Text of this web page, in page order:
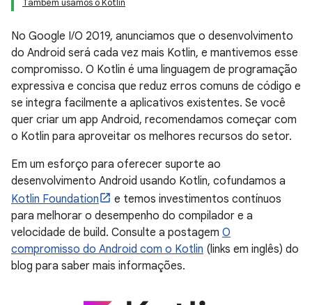
Também usamos o Kotlin
No Google I/O 2019, anunciamos que o desenvolvimento
do Android será cada vez mais Kotlin, e mantivemos esse
compromisso. O Kotlin é uma linguagem de programação
expressiva e concisa que reduz erros comuns de código e
se integra facilmente a aplicativos existentes. Se você
quer criar um app Android, recomendamos começar com
o Kotlin para aproveitar os melhores recursos do setor.
Em um esforço para oferecer suporte ao
desenvolvimento Android usando Kotlin, cofundamos a
Kotlin Foundation
e temos investimentos contínuos
para melhorar o desempenho do compilador e a
velocidade de build. Consulte a postagem O
compromisso do Android com o Kotlin (links em inglês) do
blog para saber mais informações.